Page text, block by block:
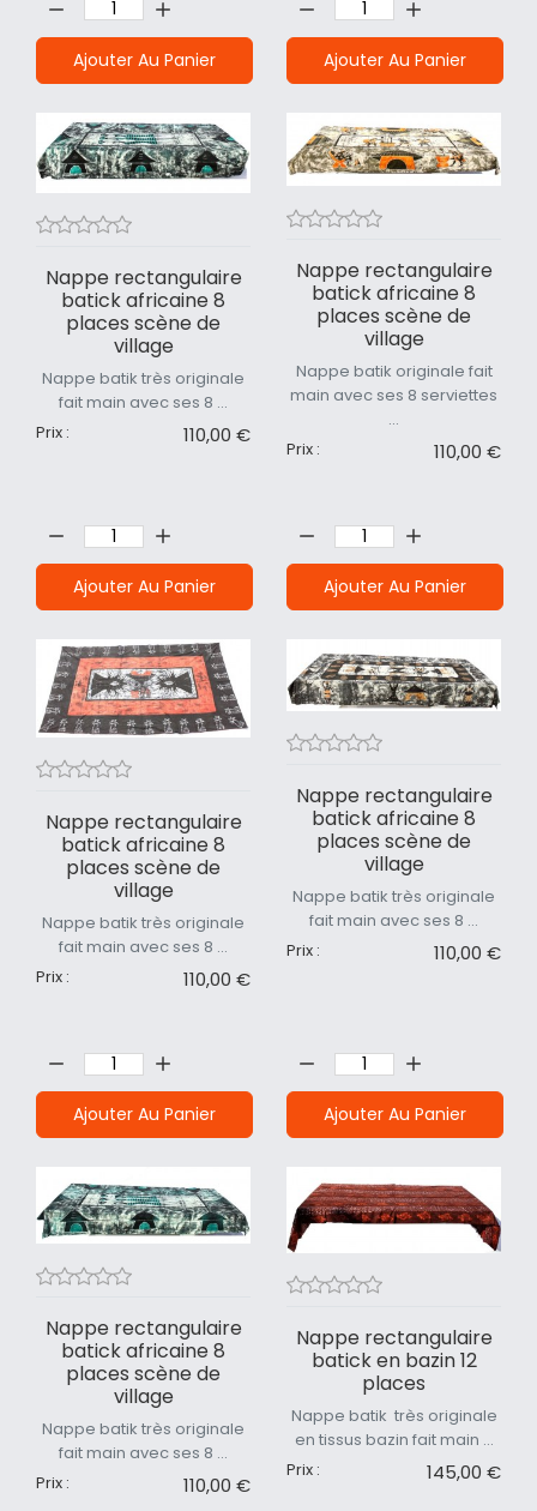
Ajouter Au Panier Ajouter Au Panier
Nappe rectangulaire
batick africaine 8
places scène de
village
Nappe batik très originale
fait main avec ses 8 ...
Prix :
110,00 €
Ajouter Au Panier
Nappe rectangulaire
batick africaine 8
places scène de
village
Nappe batik originale fait
main avec ses 8 serviettes
...
Prix :
110,00 €
Ajouter Au Panier
Nappe rectangulaire
batick africaine 8
places scène de
village
Nappe batik très originale
fait main avec ses 8 ...
Prix :
110,00 €
Ajouter Au Panier
Nappe rectangulaire
batick africaine 8
places scène de
village
Nappe batik très originale
fait main avec ses 8 ...
Prix :
110,00 €
Ajouter Au Panier
Nappe rectangulaire
batick africaine 8
places scène de
village
Nappe batik très originale
fait main avec ses 8 ...
Prix :
110,00 €
Nappe rectangulaire
batick en bazin 12
places
Nappe batik très originale
en tissus bazin fait main ...
Prix :
145,00 €